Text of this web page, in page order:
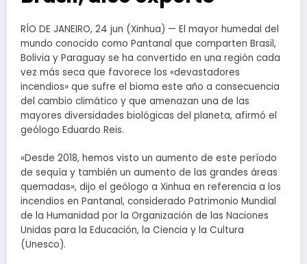
RÍO DE JANEIRO, 24 jun (Xinhua) — El mayor humedal del
mundo conocido como Pantanal que comparten Brasil,
Bolivia y Paraguay se ha convertido en una región cada
vez más seca que favorece los «devastadores
incendios» que sufre el bioma este año a consecuencia
del cambio climático y que amenazan una de las
mayores diversidades biológicas del planeta, afirmó el
geólogo Eduardo Reis.
«Desde 2018, hemos visto un aumento de este período
de sequía y también un aumento de las grandes áreas
quemadas», dijo el geólogo a Xinhua en referencia a los
incendios en Pantanal, considerado Patrimonio Mundial
de la Humanidad por la Organización de las Naciones
Unidas para la Educación, la Ciencia y la Cultura
(Unesco).